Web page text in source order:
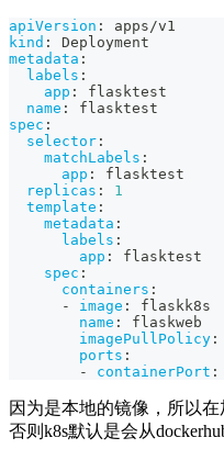
apiVersion :
apps/v1
kind :
Deployment
metadata :
labels :
app :
flasktest
name :
flasktest
spec :
selector :
matchLabels :
app :
flasktest
replicas :
1
template :
metadata :
labels :
app :
flasktest
spec :
containers :
-
image :
flaskk8s
name :
flaskweb
imagePullPolicy :
ports :
-
containerPort :
因为是本地的镜像，所以在
否则k8s默认是会从